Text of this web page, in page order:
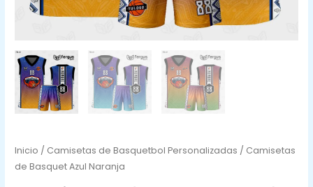
Inicio / Camisetas de Basquetbol Personalizadas / Camisetas
de Basquet Azul Naranja